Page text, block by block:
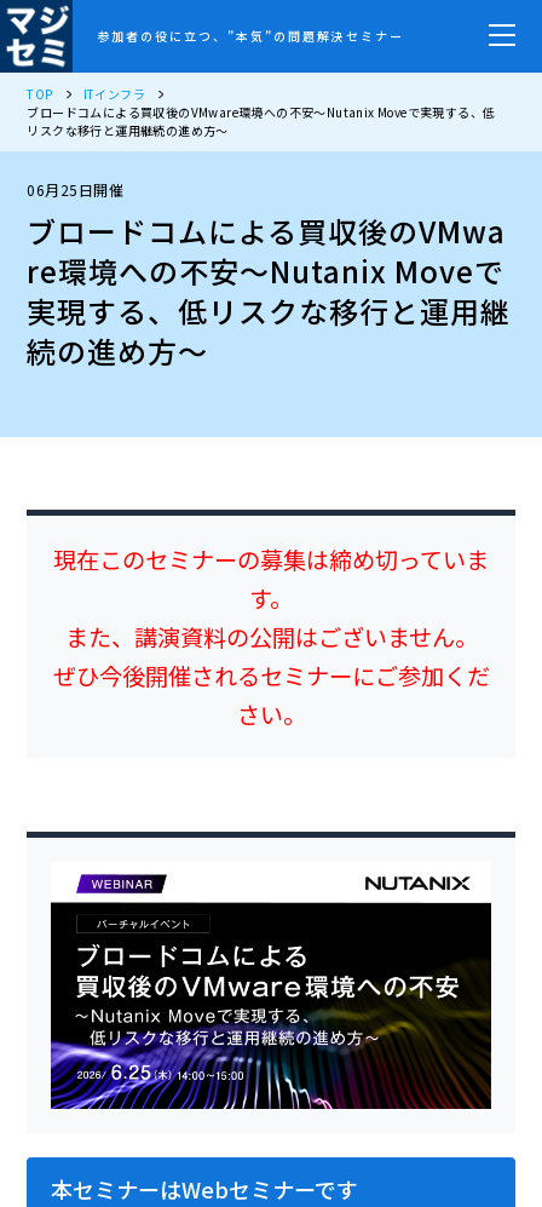
参加者の役に立つ、”本気”の問題解決セミナー
TOP
ITインフラ
ブロードコムによる買収後のVMware環境への不安〜Nutanix Moveで実現する、低
リスクな移行と運用継続の進め方〜
06月25日開催
ブロードコムによる買収後のVMwa
re環境への不安〜Nutanix Moveで
実現する、低リスクな移行と運用継
続の進め方〜
現在このセミナーの募集は締め切っていま
す。
また、講演資料の公開はございません。
ぜひ今後開催されるセミナーにご参加くだ
さい。
本セミナーはWebセミナーです